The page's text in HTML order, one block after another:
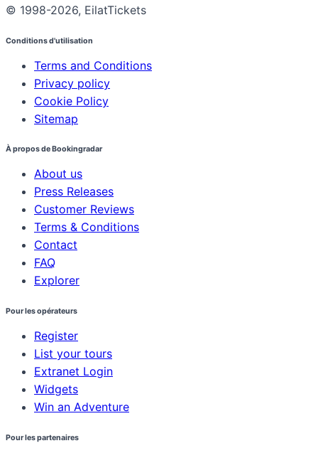
© 1998-2026, EilatTickets
Conditions d'utilisation
Terms and Conditions
Privacy policy
Cookie Policy
Sitemap
À propos de Bookingradar
About us
Press Releases
Customer Reviews
Terms & Conditions
Contact
FAQ
Explorer
Pour les opérateurs
Register
List your tours
Extranet Login
Widgets
Win an Adventure
Pour les partenaires